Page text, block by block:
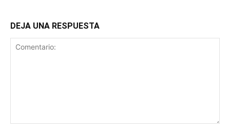
DEJA UNA RESPUESTA